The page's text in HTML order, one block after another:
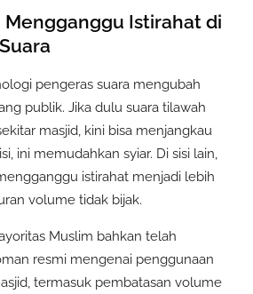
Mengganggu Istirahat di
pengeras suara mengubah
publik. Jika dulu suara tilawah
masjid, kini bisa menjangkau
ini memudahkan syiar. Di sisi lain,
istirahat menjadi lebih
volume tidak bijak.
Muslim bahkan telah
resmi mengenai penggunaan
termasuk pembatasan volume